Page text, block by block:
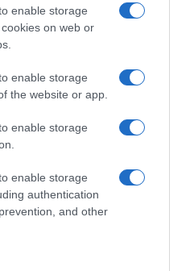
enable storage
on web or
enable storage
the website or app.
enable storage
enable storage
authentication
and other
αγαπημένοι –
ζωής, που
νοσταλγίας και
υπό το φως ενός
της Αλέξως –
αστείες ή
υφαίνουν μια
το άγνωστο